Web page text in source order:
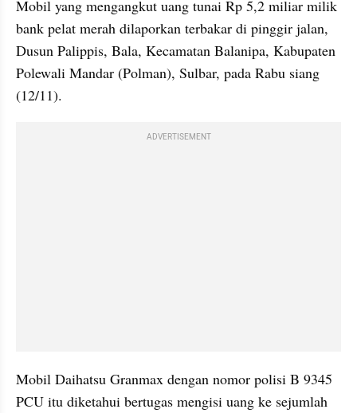
Mobil yang mengangkut uang tunai Rp 5,2 miliar milik
bank pelat merah dilaporkan terbakar di pinggir jalan,
Dusun Palippis, Bala, Kecamatan Balanipa, Kabupaten
Polewali Mandar (Polman), Sulbar, pada Rabu siang
(12/11).
ADVERTISEMENT
Mobil Daihatsu Granmax dengan nomor polisi B 9345
PCU itu diketahui bertugas mengisi uang ke sejumlah